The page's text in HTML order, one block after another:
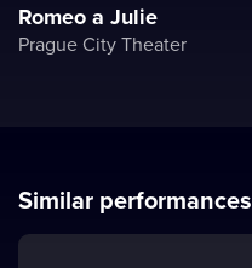
Romeo a Julie
Prague City Theater
Similar performances